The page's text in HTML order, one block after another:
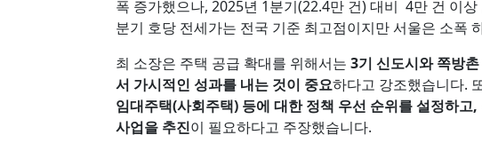
폭 증가했으나, 2025년 1분기(22.4만 건) 대비 4만 건 이
분기 호당 전세가는 전국 기준 최고점이지만 서울은 소폭
최 소장은 주택 공급 확대를 위해서는 3기 신도시와 쪽방
서 가시적인 성과를 내는 것이 중요하다고 강조했습니다.
임대주택(사회주택) 등에 대한 정책 우선 순위를 설정하고
사업을 추진이 필요하다고 주장했습니다.